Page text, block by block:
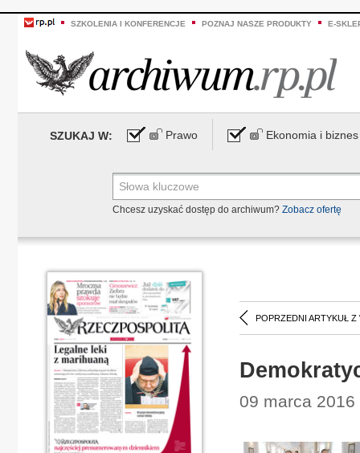
SZKOLENIA I KONFERENCJE POZNAJ NASZE PRODUKTY E-
SZUKAJ W: Prawo Ekonomia i biznes
Chcesz uzyskać dostęp do archiwum? Zobacz ofertę
POPRZEDNI ARTYKUŁ Z
09 marca